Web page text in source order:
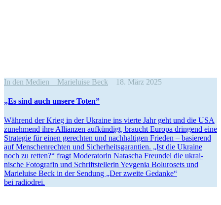
In den Medien Marieluise Beck 18. März 2025
„Es sind auch unsere Toten”
Während der Krieg in der Ukraine ins vierte Jahr geht und die USA
zunehmend ihre Allianzen aufkündigt, braucht Europa dringend eine
Strategie für einen gerechten und nachhal­tigen Frieden – basierend
auf Menschen­rechten und Sicher­heits­ga­rantien. „Ist die Ukraine
noch zu retten?“ fragt Modera­torin Natascha Freundel die ukrai­
nische Fotografin und Schrift­stel­lerin Yevgenia Bolurosets und
Marie­luise Beck in der Sendung „Der zweite Gedanke“
bei radiodrei.